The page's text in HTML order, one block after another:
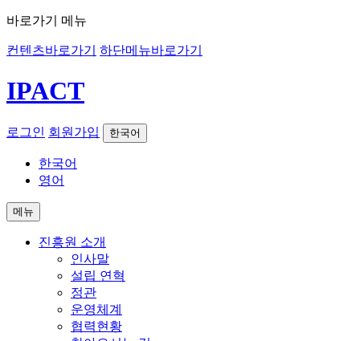
바로가기 메뉴
컨텐츠바로가기 하단메뉴바로가기
IPACT
로그인 회원가입 한국어
한국어
영어
메뉴
진흥원 소개
인사말
설립 연혁
정관
운영체계
협력현황